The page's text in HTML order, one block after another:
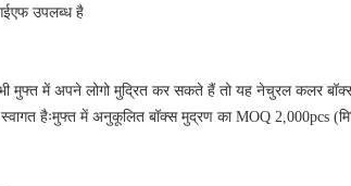
उपलब्ध है
मुफ्त में अपने लोगो मुद्रित कर सकते हैं तो यह नेचुरल कलर
हैःमुफ्त में अनुकूलित बॉक्स मुद्रण का MOQ 2,000pcs